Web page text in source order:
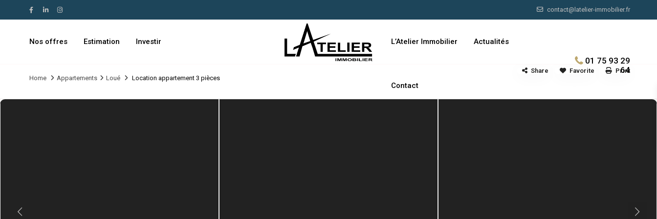
contact@latelier-immobilier.fr
Nos offres Estimation Investir L’Atelier Immobilier Actualités
Contact
01 75 93 29
64
Home Appartements Loué Location appartement 3 pièces
Share Favorite Print